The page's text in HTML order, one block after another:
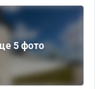
5 фото